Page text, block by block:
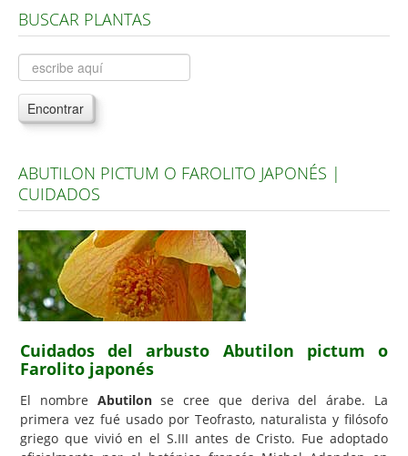
Árboles, Cicas y Palmeras de la G a la Z
Plantas Anuales y Perennes
Plantas Bulbosas y Acuáticas
Plantas de Interior
Plantas Aromáticas y de Huerto
Plantas Carnívoras y Orquídeas
Consejos
Hemisferio Norte
Hemisferio Sur
Enfermedades
Animales
Hongos
Carencias
BUSCAR PLANTAS
Encontrar
ABUTILON PICTUM O FAROLITO JAPONÉS |
CUIDADOS
Cuidados del arbusto Abutilon pictum o
Farolito japonés
El nombre Abutilonse cree que deriva del árabe. La
primera vez fué usado por Teofrasto, naturalista y filósofo
griego que vivió en el S.III antes de Cristo. Fue adoptado